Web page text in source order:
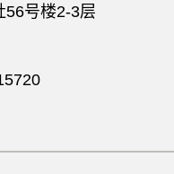
56号楼2-3层